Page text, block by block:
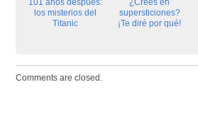
101 años después:
los misterios del
Titanic
¿Crees en
supersticiones?
¡Te diré por qué!
Comments are closed.